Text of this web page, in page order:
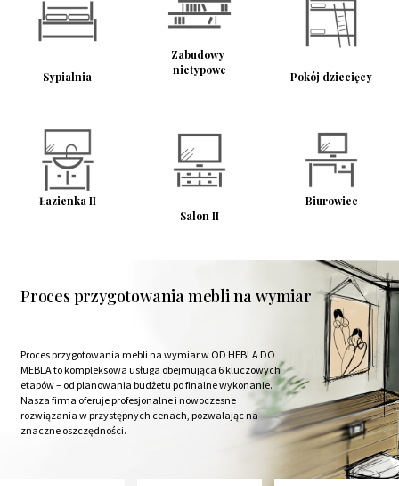
Sypialnia
Zabudowy
nietypowe
Pokój dziecięcy
Łazienka II
Salon II
Biurowiec
Proces przygotowania mebli na wymiar
Proces przygotowania mebli na wymiar w OD HEBLA DO
MEBLA to kompleksowa usługa obejmująca 6 kluczowych
etapów – od planowania budżetu po finalne wykonanie.
Nasza firma oferuje profesjonalne i nowoczesne
rozwiązania w przystępnych cenach, pozwalając na
znaczne oszczędności.